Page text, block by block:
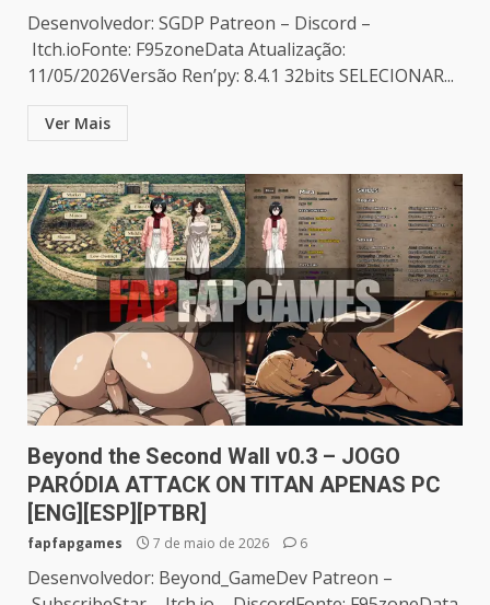
Desenvolvedor: SGDP Patreon – Discord –
Itch.ioFonte: F95zoneData Atualização:
11/05/2026Versão Ren’py: 8.4.1 32bits SELECIONAR...
Ver Mais
Beyond the Second Wall v0.3 – JOGO
PARÓDIA ATTACK ON TITAN APENAS PC
[ENG][ESP][PTBR]
fapfapgames 7 de maio de 2026 6
Desenvolvedor: Beyond_GameDev Patreon –